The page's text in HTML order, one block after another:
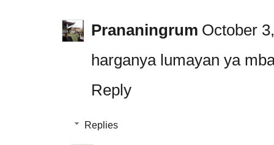
Prananingrum October
harganya lumayan ya
Reply
Replies